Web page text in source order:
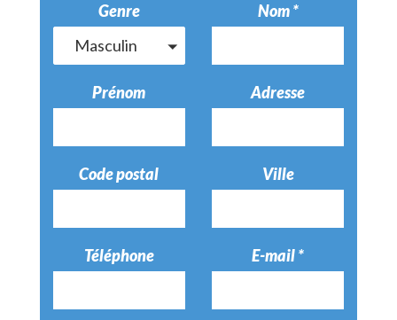
Genre
Masculin
Nom *
Prénom Adresse
Code postal Ville
Téléphone E-mail *